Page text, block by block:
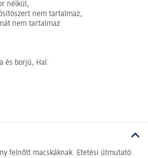
nélkül,
nem tartalmaz,
nem tartalmaz
és borjú, Hal
felnőtt macskáknak. Etetési útmutató: